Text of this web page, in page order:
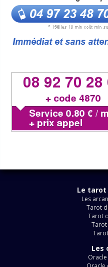
Le
Les
Tarot
Tarot
Les